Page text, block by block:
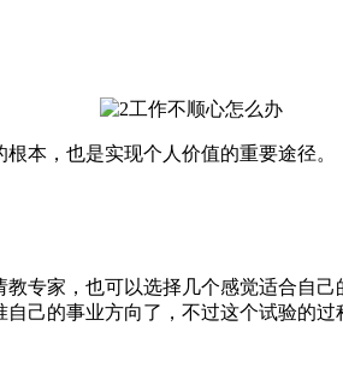
本，也是实现个人价值的重要途径。
专家，也可以选择几个感觉适合自
己的事业方向了，不过这个试验的